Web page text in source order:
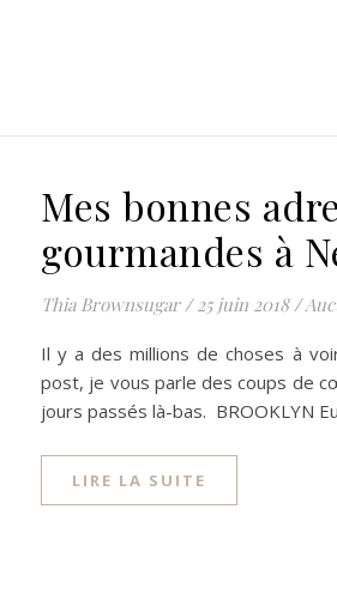
Mes bonnes
gourmandes à
Thia Brownsugar / 25 juin 2018 /
Il y a des millions de choses à
post, je vous parle des coups de
jours passés là-bas. BROOKLYN
LIRE LA SUITE